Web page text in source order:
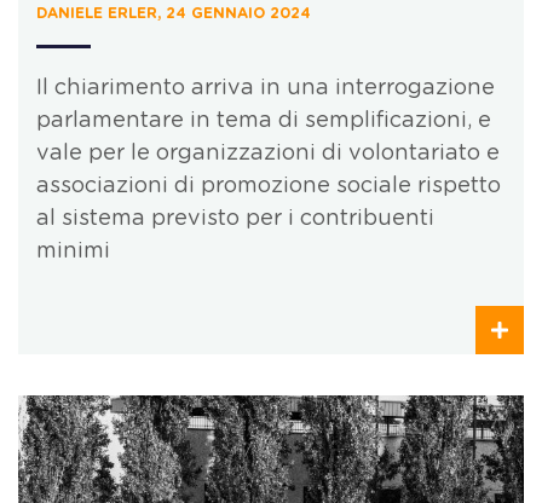
DANIELE ERLER, 24 GENNAIO 2024
Il chiarimento arriva in una interrogazione
parlamentare in tema di semplificazioni, e
vale per le organizzazioni di volontariato e
associazioni di promozione sociale rispetto
al sistema previsto per i contribuenti
minimi